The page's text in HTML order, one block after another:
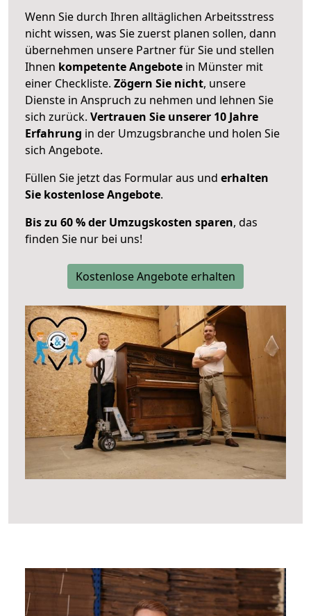
Wenn Sie durch Ihren alltäglichen Arbeitsstress
nicht wissen, was Sie zuerst planen sollen, dann
übernehmen unsere Partner für Sie und stellen
Ihnen kompetente Angebote in Münster mit
einer Checkliste. Zögern Sie nicht, unsere
Dienste in Anspruch zu nehmen und lehnen Sie
sich zurück. Vertrauen Sie unserer 10 Jahre
Erfahrung in der Umzugsbranche und holen Sie
sich Angebote.
Füllen Sie jetzt das Formular aus und erhalten
Sie kostenlose Angebote.
Bis zu 60 % der Umzugskosten sparen, das
finden Sie nur bei uns!
Kostenlose Angebote erhalten